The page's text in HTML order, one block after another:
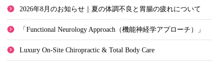
2026年8月のお知らせ｜夏の体調不良と胃腸の疲れについて
「Functional Neurology Approach（機能神経学アプローチ）」
Luxury On-Site Chiropractic & Total Body Care